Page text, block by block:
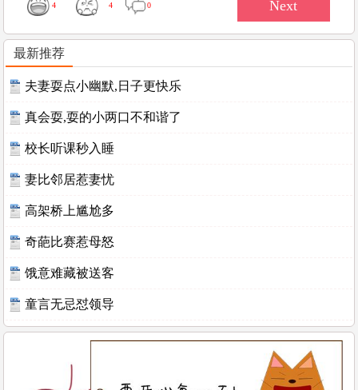
4 4 0
最新推荐
夫妻耍点小幽默,日子更快乐
真会耍,耍的小两口不和谐了
校长听课秒入睡
妻比邻居惹妻忧
高架桥上尴尬多
奇葩比赛惹母怒
饿意难藏被送客
童言无忌怼领导